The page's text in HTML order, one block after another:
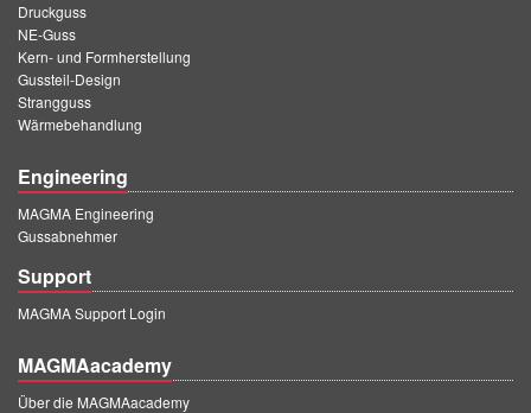
Druckguss
NE-Guss
Kern- und Formherstellung
Gussteil-Design
Strangguss
Wärmebehandlung
Engineering
MAGMA Engineering
Gussabnehmer
Support
MAGMA Support Login
MAGMAacademy
Über die MAGMAacademy